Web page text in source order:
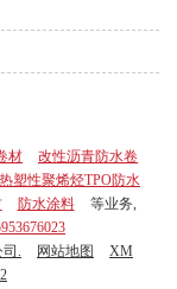
材
改性沥青防水卷
热塑性聚烯烃TPO防水
防水涂料
等业务,
. 网站地图
XM